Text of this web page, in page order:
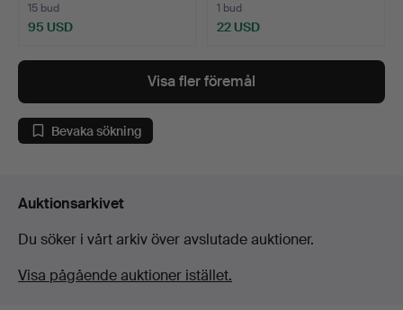
15 bud
95 USD
1 bud
22 USD
Visa fler föremål
Bevaka sökning
Auktionsarkivet
Du söker i vårt arkiv över avslutade auktioner.
Visa pågående auktioner istället.